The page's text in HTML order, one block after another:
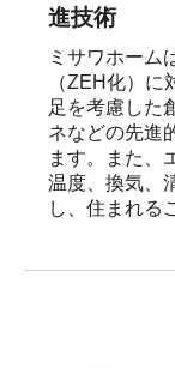
進技術
ミサワホーム
（ZEH化）
足を考慮した
ネなどの先進
ます。また、
温度、換気、
し、住まれる